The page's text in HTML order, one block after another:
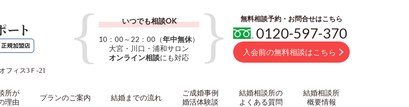
フィス3Ｆ-21
いつでも相談OK
10：00～22：00（年中無休）
大宮・川口・浦和サロン
オンライン相談にも対応
無料相談予約・お問合せはこちら
0120-597-370
入会前の無料相談はこちら
所が
理由
プランのご案内 結婚までの流れ
ご成婚事例
婚活体験談
結婚相談所の
よくある質問
結婚相談所
概要情報